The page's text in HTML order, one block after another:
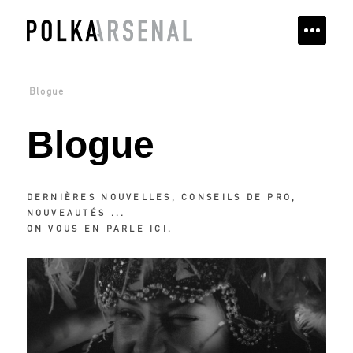
Blogue
Blogue
DERNIÈRES NOUVELLES, CONSEILS DE PRO,
NOUVEAUTÉS ...
ON VOUS EN PARLE ICI.